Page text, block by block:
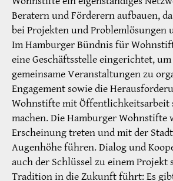
Beratern und ­För­derern aufbauen,
bei Projekten und Problem­lösungen
Im Hamburger Bündnis für
eine Geschäftsstelle eingerichtet,
gemeinsame Veranstaltungen zu
Engagement sowie die
Wohnstifte mit Öffentlichkeitsarbeit
machen. Die Hamburger Wohnstifte
Erscheinung treten und mit der
Augenhöhe führen. Dialog und
auch der Schlüssel zu einem Projekt
Tradition in die Zukunft führt: Es